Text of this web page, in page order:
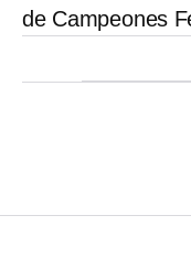
de Campeones